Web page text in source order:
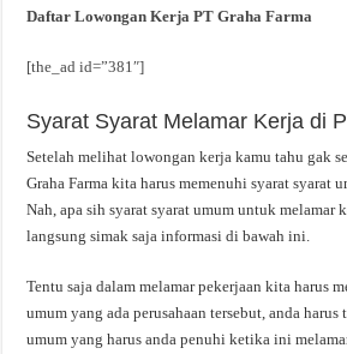
Daftar Lowongan Kerja PT Graha Farma
[the_ad id=”381″]
Syarat Syarat Melamar Kerja di
Setelah melihat lowongan kerja kamu tahu gak
Graha Farma kita harus memenuhi syarat syarat
Nah, apa sih syarat syarat umum untuk melamar
langsung simak saja informasi di bawah ini.
Tentu saja dalam melamar pekerjaan kita harus
umum yang ada perusahaan tersebut, anda harus
umum yang harus anda penuhi ketika ini